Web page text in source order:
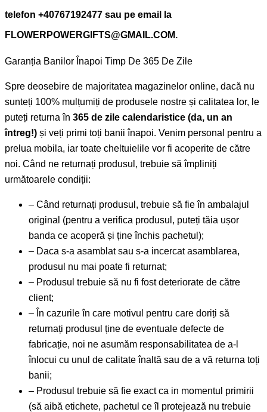
telefon +40767192477 sau pe email la
FLOWERPOWERGIFTS@GMAIL.COM.
Garanția Banilor Înapoi Timp De 365 De Zile
Spre deosebire de majoritatea magazinelor online, dacă nu
sunteți 100% mulțumiți de produsele nostre și calitatea lor, le
puteți returna în 365 de zile calendaristice (da, un an
întreg!) și veți primi toți banii înapoi. Venim personal pentru a
prelua mobila, iar toate cheltuielile vor fi acoperite de către
noi. Când ne returnați produsul, trebuie să împliniți
următoarele condiții:
– Când returnați produsul, trebuie să fie în ambalajul
original (pentru a verifica produsul, puteți tăia ușor
banda ce acoperă și ține închis pachetul);
– Daca s-a asamblat sau s-a incercat asamblarea,
produsul nu mai poate fi returnat;
– Produsul trebuie să nu fi fost deteriorate de către
client;
– În cazurile în care motivul pentru care doriți să
returnați produsul ține de eventuale defecte de
fabricație, noi ne asumăm responsabilitatea de a-l
înlocui cu unul de calitate înaltă sau de a vă returna toți
banii;
– Produsul trebuie să fie exact ca in momentul primirii
(să aibă etichete, pachetul ce îl protejează nu trebuie